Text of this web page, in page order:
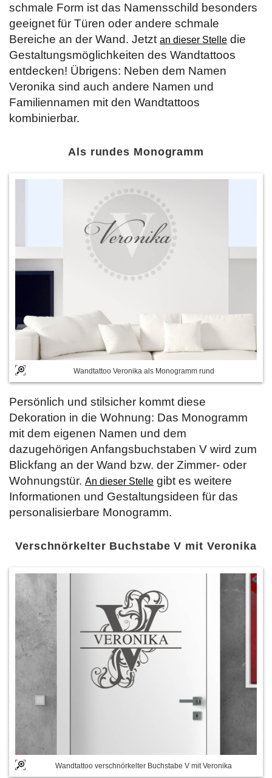
schmale Form ist das Namensschild besonders
geeignet für Türen oder andere schmale
Bereiche an der Wand. Jetzt an dieser Stelle die
Gestaltungsmöglichkeiten des Wandtattoos
entdecken! Übrigens: Neben dem Namen
Veronika sind auch andere Namen und
Familiennamen mit den Wandtattoos
kombinierbar.
Als rundes Monogramm
Wandtattoo Veronika als Monogramm rund
Persönlich und stilsicher kommt diese
Dekoration in die Wohnung: Das Monogramm
mit dem eigenen Namen und dem
dazugehörigen Anfangsbuchstaben V wird zum
Blickfang an der Wand bzw. der Zimmer- oder
Wohnungstür. An dieser Stelle gibt es weitere
Informationen und Gestaltungsideen für das
personalisierbare Monogramm.
Verschnörkelter Buchstabe V mit Veronika
Wandtattoo verschnörkelter Buchstabe V mit Veronika